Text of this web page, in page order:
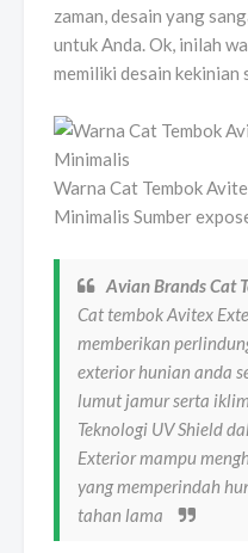
zaman, desain yang
untuk Anda. Ok, inilah
memiliki desain kekinian
Warna Cat Tembok
Minimalis Sumber
Avian Brands Cat
Cat tembok Avitex
memberikan
exterior hunian anda
lumut jamur serta
Teknologi UV Shield
Exterior mampu
yang memperindah
tahan lama